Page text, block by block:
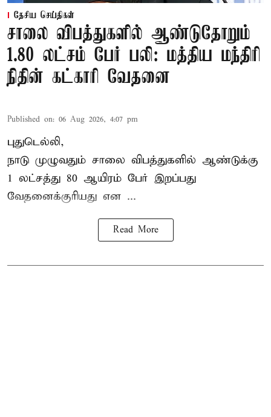
தேசிய செய்திகள்
சாலை விபத்துகளில் ஆண்டுதோறும்
1.80 லட்சம் பேர் பலி: மத்திய மந்திரி
நிதின் கட்காரி வேதனை
Published on: 06 Aug 2026, 4:07 pm
புதுடெல்லி,
நாடு முழுவதும் சாலை விபத்துகளில் ஆண்டுக்கு
1 லட்சத்து 80 ஆயிரம் பேர் இறப்பது
வேதனைக்குரியது என ...
Read More